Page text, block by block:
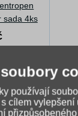
sada 4ks
na prodejce
používají
cílem vylepšení